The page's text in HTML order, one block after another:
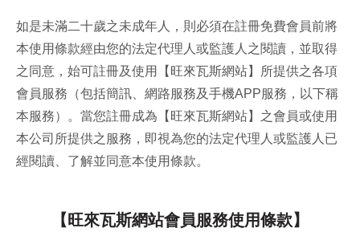
如是未滿二十歲之未成年人，則必須在註冊免費會員前將
本使用條款經由您的法定代理人或監護人之閱讀，並取得
之同意，始可註冊及使用【旺來瓦斯網站】所提供之各項
會員服務（包括簡訊、網路服務及手機APP服務，以下稱
本服務）。當您註冊成為【旺來瓦斯網站】之會員或使用
本公司所提供之服務，即視為您的法定代理人或監護人已
經閱讀、了解並同意本使用條款。
【旺來瓦斯網站會員服務使用條款】